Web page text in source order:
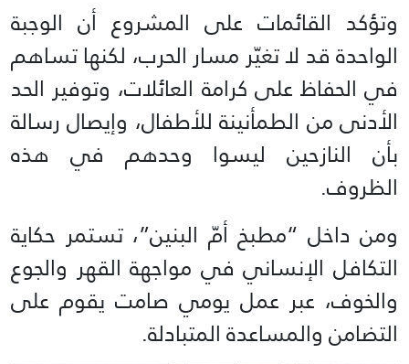
وتؤكد القائمات على المشروع أن الوجبة
الواحدة قد لا تغيّر مسار الحرب، لكنها تساهم
في الحفاظ على كرامة العائلات، وتوفير الحد
الأدنى من الطمأنينة للأطفال، وإيصال رسالة
بأن النازحين ليسوا وحدهم في هذه
الظروف.
ومن داخل “مطبخ أمّ البنين”، تستمر حكاية
التكافل الإنساني في مواجهة القهر والجوع
والخوف، عبر عمل يومي صامت يقوم على
التضامن والمساعدة المتبادلة.